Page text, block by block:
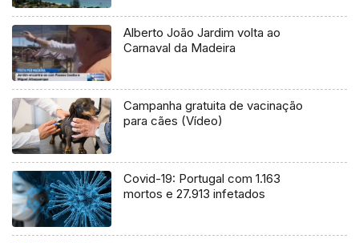
Alberto João Jardim volta ao
Carnaval da Madeira
Campanha gratuita de vacinação
para cães (Vídeo)
Covid-19: Portugal com 1.163
mortos e 27.913 infetados